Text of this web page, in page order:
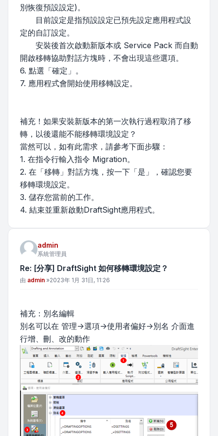
別恢復預設設定)。
目前設定是指預設設定已預先設定應用程式設
定的自訂設定。
安裝後首次啟動新版本或 Service Pack 而自動
開啟移轉協助對話方塊時，不會出現這些選項。
6. 點選「確定」。
7. 應用程式會開始使用移轉設定。
補充！如果安裝新版本的第一次執行過程取消了移
轉，以後還能不能移轉環境設定？
當然可以，如有此需求，請參考下面步驟：
1. 在指令行輸入指令 Migration。
2. 在「移轉」對話方塊，按一下「是」，確認您要
移轉環境設定。
3. 儲存您當前的工作。
4. 結束並重新啟動DraftSight應用程式。
admin
系統管理員
Re: [分享] DraftSight 如何移轉環境設定？
文章
由 admin »2023年 1月 31日, 11:26
補充：別名編輯
別名可以在 管理->選項->使用者偏好->別名 介面進
行增、刪、改的動作